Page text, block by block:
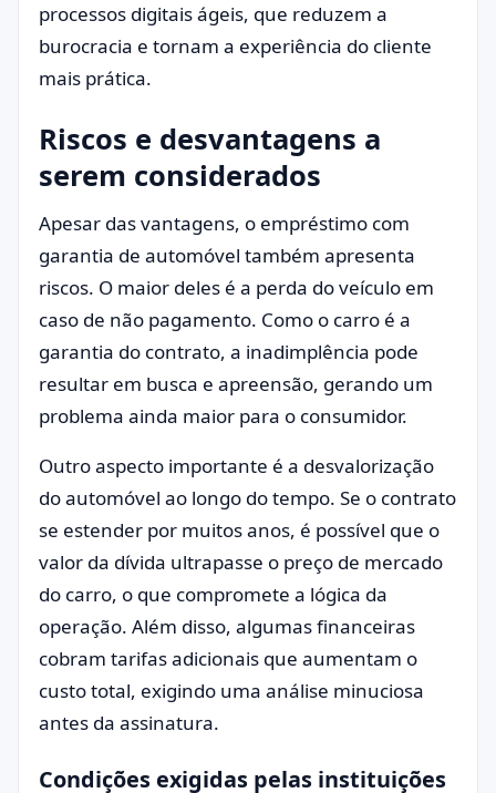
processos digitais ágeis, que reduzem a
burocracia e tornam a experiência do cliente
mais prática.
Riscos e desvantagens a
serem considerados
Apesar das vantagens, o empréstimo com
garantia de automóvel também apresenta
riscos. O maior deles é a perda do veículo em
caso de não pagamento. Como o carro é a
garantia do contrato, a inadimplência pode
resultar em busca e apreensão, gerando um
problema ainda maior para o consumidor.
Outro aspecto importante é a desvalorização
do automóvel ao longo do tempo. Se o contrato
se estender por muitos anos, é possível que o
valor da dívida ultrapasse o preço de mercado
do carro, o que compromete a lógica da
operação. Além disso, algumas financeiras
cobram tarifas adicionais que aumentam o
custo total, exigindo uma análise minuciosa
antes da assinatura.
Condições exigidas pelas instituições